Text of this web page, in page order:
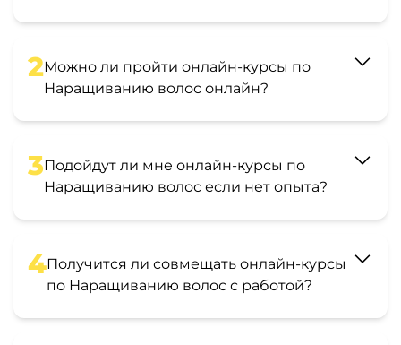
2Можно ли пройти онлайн-курсы по
Наращиванию волос онлайн?
3Подойдут ли мне онлайн-курсы по
Наращиванию волос если нет опыта?
4Получится ли совмещать онлайн-курсы
по Наращиванию волос с работой?